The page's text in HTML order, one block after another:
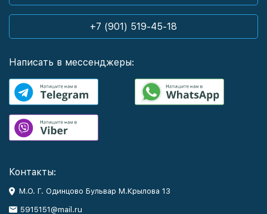
+7 (901) 519-45-18
Написать в мессенджеры:
Контакты:
М.О. Г. Одинцово Бульвар М.Крылова 13
5915151@mail.ru